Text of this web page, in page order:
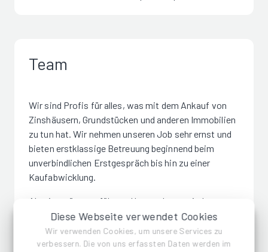
Diese Webseite verwendet Cookies
Wir verwenden Cookies, um unsere Services zu
verbessern. Die von uns erfassten Daten werden im
Team
Wir sind Profis für alles, was mit dem Ankauf von
Zinshäusern, Grundstücken und anderen Immobilien
zu tun hat. Wir nehmen unseren Job sehr ernst und
bieten erstklassige Betreuung beginnend beim
unverbindlichen Erstgespräch bis hin zu einer
Kaufabwicklung.
Als eigentümergeführtes Unternehmen sind unsere
Entscheidungen nicht von Gremien oder Dritten
abhängig. Sie kommunizieren direkt mit den
Entscheidungsträgern – auch der Ankauf erfolgt